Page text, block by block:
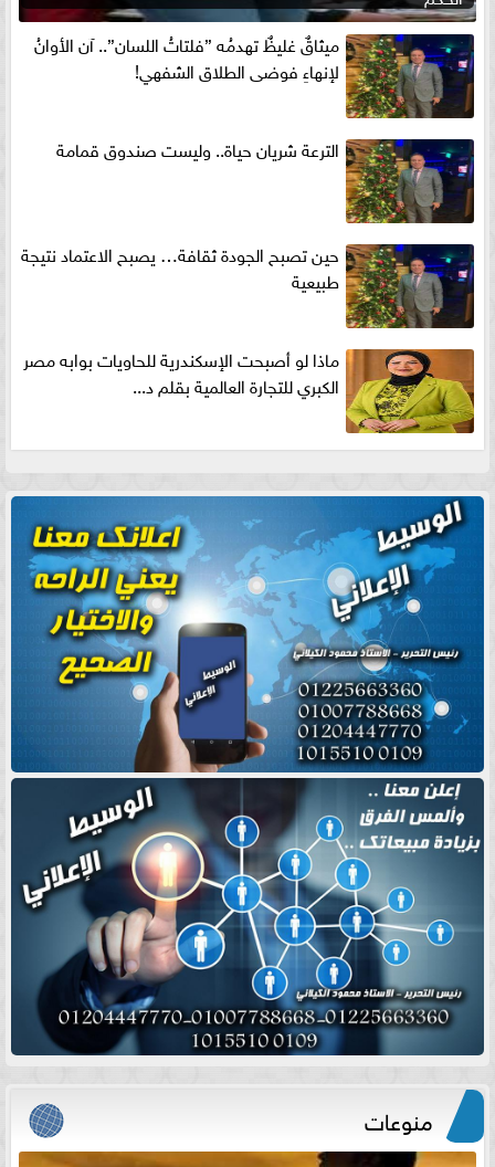
ميثاقٌ غليظٌ تهدمُه ”فلتاتُ اللسان”.. آن الأوانُ
لإنهاءِ فوضى الطلاق الشفهي!
الترعة شريان حياة.. وليست صندوق قمامة
حين تصبح الجودة ثقافة… يصبح الاعتماد نتيجة
طبيعية
ماذا لو أصبحت الإسكندرية للحاويات بوابه مصر
الكبري للتجارة العالمية بقلم د...
منوعات